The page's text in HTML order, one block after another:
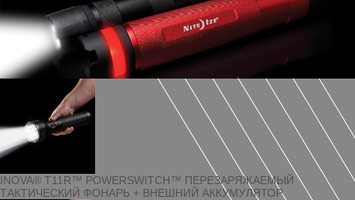
ИГРЫ
ПУТЕШЕСТВИЯ
АРХИВ
TRU ZIP
INOVA® T11R™ POWERSWITCH™ ПЕРЕЗАРЯЖАЕМЫЙ
ТАКТИЧЕСКИЙ ФОНАРЬ + ВНЕШНИЙ АККУМУЛЯТОР